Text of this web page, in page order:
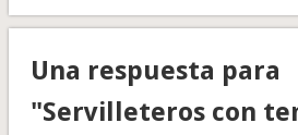
Una respuesta para
"Servilleteros con